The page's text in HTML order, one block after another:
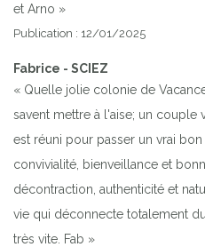
et Arno »
Publication : 12/01/2025
Fabrice - SCIEZ
« Quelle jolie colonie de
savent mettre à l'aise; un couple
est réuni pour passer un vrai
convivialité, bienveillance et
décontraction, authenticité et
vie qui déconnecte totalement
très vite. Fab »